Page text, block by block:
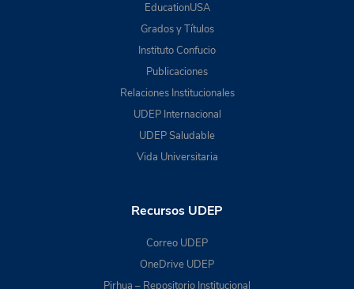
EducationUSA
Grados y Títulos
Instituto Confucio
Publicaciones
Relaciones Institucionales
UDEP Internacional
UDEP Saludable
Vida Universitaria
Recursos UDEP
Correo UDEP
OneDrive UDEP
Pirhua – Repositorio Institucional